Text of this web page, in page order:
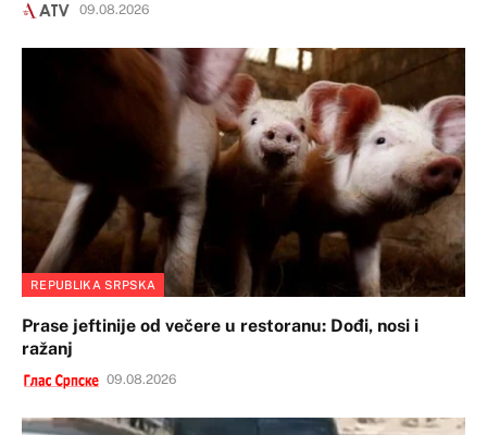
09.08.2026
REPUBLIKA SRPSKA
Prase jeftinije od večere u restoranu: Dođi, nosi i
ražanj
09.08.2026